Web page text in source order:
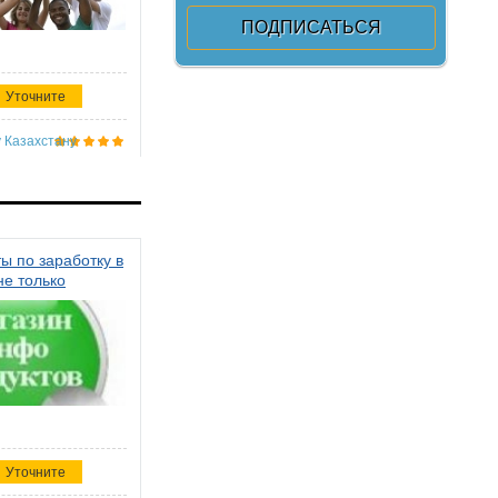
Уточните
Казахстану
по заработку в
только
Уточните